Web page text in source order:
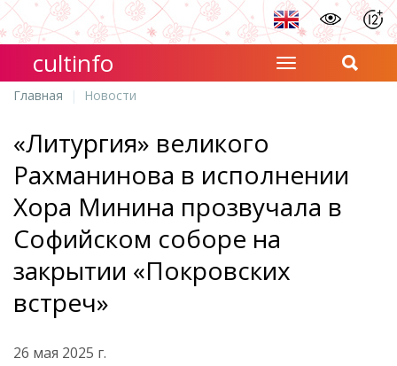
cultinfo
Главная Новости
«Литургия» великого
Рахманинова в исполнении
Хора Минина прозвучала в
Софийском соборе на
закрытии «Покровских
встреч»
26 мая 2025 г.